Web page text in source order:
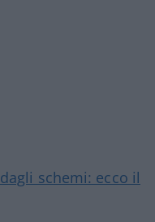
schemi: ecco il